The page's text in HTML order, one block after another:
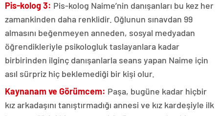
Pis-kolog 3: Pis-kolog Naime’nin danışanları bu kez her
zamankinden daha renklidir. Oğlunun sınavdan 99
almasını beğenmeyen anneden, sosyal medyadan
öğrendikleriyle psikologluk taslayanlara kadar
birbirinden ilginç danışanlarla seans yapan Naime için
asıl sürpriz hiç beklemediği bir kişi olur.
Kaynanam ve Görümcem: Paşa, bugüne kadar hiçbir
kız arkadaşını tanıştırmadığı annesi ve kız kardeşiyle ilk